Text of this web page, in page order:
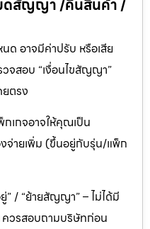
มดสัญญา /คืนสินค้า /
อาจมีค่าปรับ หรือเสีย
จสอบ “เงื่อนไขสัญญา”
ตรง
เกจอาจให้คุณเป็น
งจ่ายเพิ่ม (ขึ้นอยู่กับรุ่น/แพ็ก
” / “ย้ายสัญญา” – ไม่ได้มี
ควรสอบถามบริษัทก่อน